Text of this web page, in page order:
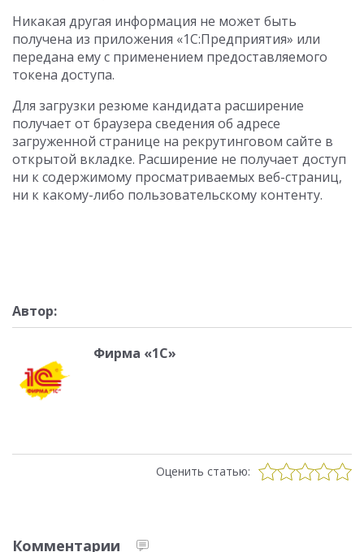
Никакая другая информация не может быть
получена из приложения «1С:Предприятия» или
передана ему с применением предоставляемого
токена доступа.
Для загрузки резюме кандидата расширение
получает от браузера сведения об адресе
загруженной странице на рекрутинговом сайте в
открытой вкладке. Расширение не получает доступ
ни к содержимому просматриваемых веб-страниц,
ни к какому-либо пользовательскому контенту.
Автор:
Фирма «1С»
Оценить статью:
Комментарии